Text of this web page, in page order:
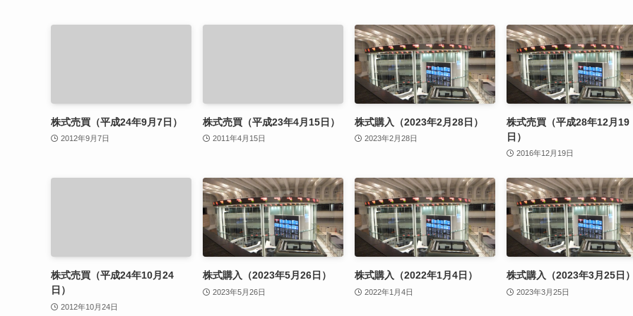
株式売買（平成24年9月7日）
2012年9月7日
株式売買（平成23年4月15日）
2011年4月15日
株式購入（2023年2月28日）
2023年2月28日
株式売買（平成28年12月19
日）
2016年12月19日
株式売買（平成24年10月24
日）
2012年10月24日
株式購入（2023年5月26日）
2023年5月26日
株式購入（2022年1月4日）
2022年1月4日
株式購入（2023年3月25日
2023年3月25日